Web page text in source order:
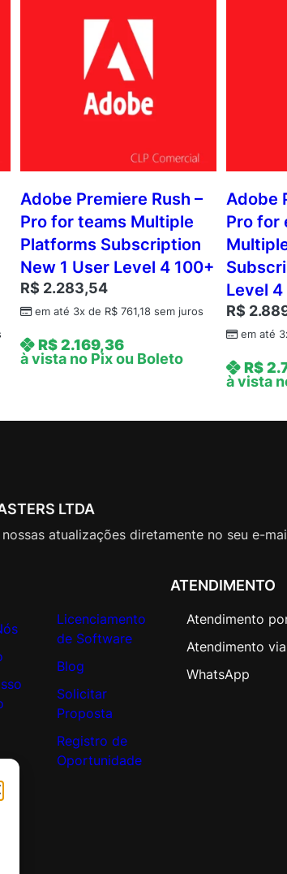
Adobe Premiere Rush –
Pro for teams Multiple
Platforms Subscription
New 1 User Level 4 100+
R$ 2.283,54
em até 3x de R$761,18sem juros
R$2.169,36
à vista no Pix ou Boleto
Adobe
Pro for
Level 4
R$
em até
R$
à vista
LTDA
nossas atualizações diretamente no seu e-
Licenciamento
de Software
Blog
Solicitar
Proposta
Registro de
Oportunidade
ATENDIMENTO
Atendimento
Atendimento
WhatsApp